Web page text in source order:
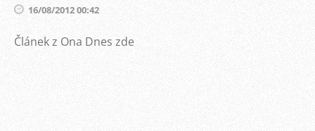
16/08/2012 00:42
Článek z Ona Dnes zde